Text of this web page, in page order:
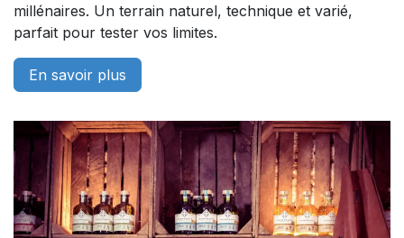
millénaires. Un terrain naturel, technique et varié,
parfait pour tester vos limites.
En savoir plus